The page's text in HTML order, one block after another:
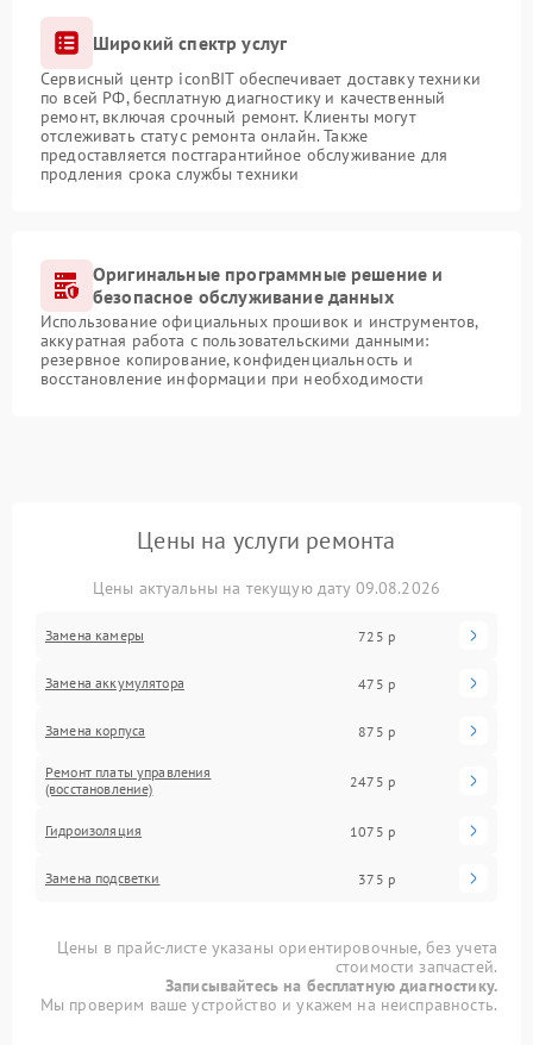
Широкий спектр услуг
Сервисный центр iconBIT обеспечивает доставку техники
по всей РФ, бесплатную диагностику и качественный
ремонт, включая срочный ремонт. Клиенты могут
отслеживать статус ремонта онлайн. Также
предоставляется постгарантийное обслуживание для
продления срока службы техники
Оригинальные программные решение и
безопасное обслуживание данных
Использование официальных прошивок и инструментов,
аккуратная работа с пользовательскими данными:
резервное копирование, конфиденциальность и
восстановление информации при необходимости
Цены на услуги ремонта
Цены актуальны на текущую дату 09.08.2026
Замена камеры 725 р
Замена аккумулятора 475 р
Замена корпуса 875 р
Ремонт платы управления
(восстановление)
2475 р
Гидроизоляция 1075 р
Замена подсветки 375 р
Цены в прайс-листе указаны ориентировочные, без учета
стоимости запчастей.
Записывайтесь на бесплатную диагностику.
Мы проверим ваше устройство и укажем на неисправность.